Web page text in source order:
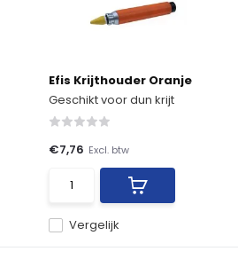
Efis Krijthouder Oranje
Geschikt voor dun krijt
Vergelijk
€7,76 Excl. btw